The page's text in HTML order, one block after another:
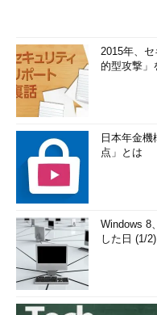
2015年、
的型攻撃」
日本年金
点」とは
Windows 8
した日 (1/2)